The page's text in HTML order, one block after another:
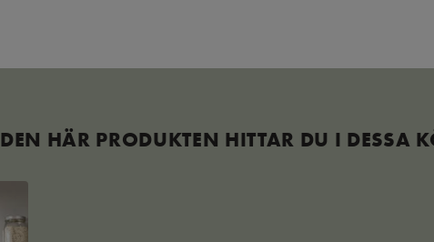
DEN HÄR PRODUKTEN HITTAR DU I DESSA